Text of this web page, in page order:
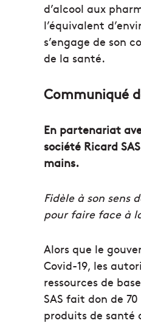
d’alcool aux
l’équivalent
s’engage de son
de la santé.
Communiqué
En partenariat
société Ricard
mains.
Fidèle à son sens
pour faire face à
Alors que le
Covid-19, les
ressources de
SAS fait don de
produits de santé